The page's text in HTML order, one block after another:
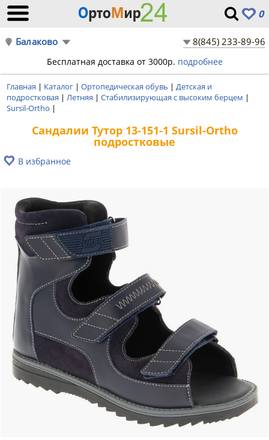
0
Балаково 8(845) 233-89-96
Бесплатная доставка от 3000р. подробнее
Главная | Каталог | Ортопедическая обувь | Детская и
подростковая | Летняя | Стабилизирующая с высоким берцем |
Sursil-Ortho |
Сандалии Тутор 13-151-1 Sursil-Ortho
подростковые
В избранное